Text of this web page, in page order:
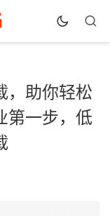
，助你轻松
第一步，低